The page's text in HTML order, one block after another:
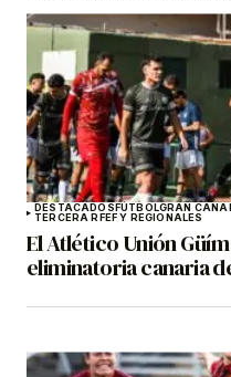
DESTACADOS FÚTBOLGRAN
TERCERA RFEF Y REGIONALES
El Atlético Unión
eliminatoria canaria